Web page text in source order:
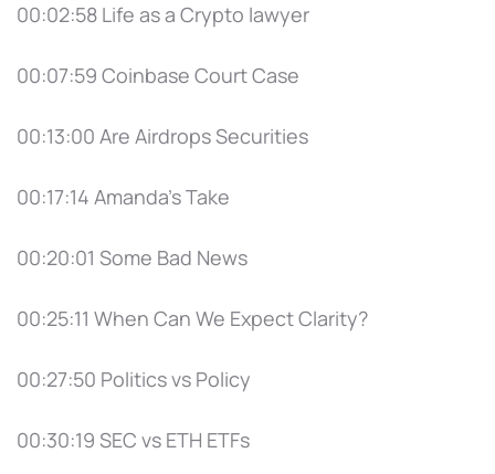
00:02:58 Life as a Crypto lawyer
00:07:59 Coinbase Court Case
00:13:00 Are Airdrops Securities
00:17:14 Amanda's Take
00:20:01 Some Bad News
00:25:11 When Can We Expect Clarity?
00:27:50 Politics vs Policy
00:30:19 SEC vs ETH ETFs